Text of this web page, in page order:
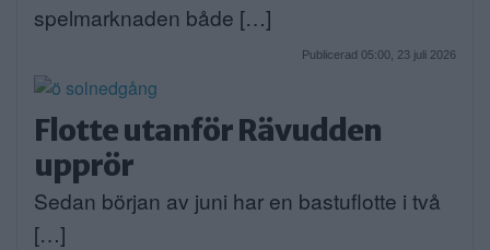
spelmarknaden både […]
Publicerad 05:00, 23 juli 2026
Flotte utanför Rävudden
upprör
Sedan början av juni har en bastuflotte i två
[…]